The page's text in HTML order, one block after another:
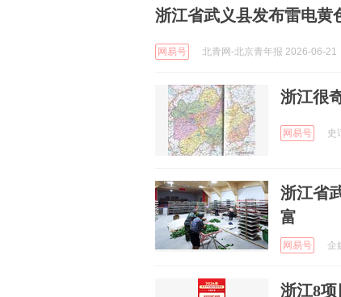
浙江省武义县发布雷电黄
网易号 北青网-北京青年报 2026-06-21
浙江很
网易号 史
浙江省
富
网易号 企
浙江8